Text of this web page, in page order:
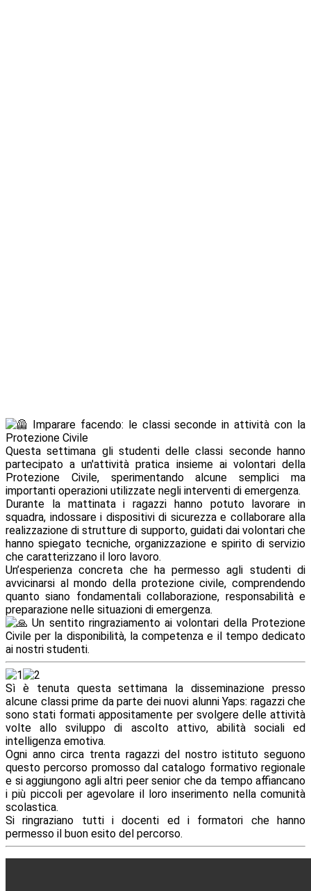
Imparare facendo: le classi seconde in attività con la
Protezione Civile
Questa settimana gli studenti delle classi seconde hanno
partecipato a un'attività pratica insieme ai volontari della
Protezione Civile, sperimentando alcune semplici ma
importanti operazioni utilizzate negli interventi di emergenza.
Durante la mattinata i ragazzi hanno potuto lavorare in
squadra, indossare i dispositivi di sicurezza e collaborare alla
realizzazione di strutture di supporto, guidati dai volontari che
hanno spiegato tecniche, organizzazione e spirito di servizio
che caratterizzano il loro lavoro.
Un’esperienza concreta che ha permesso agli studenti di
avvicinarsi al mondo della protezione civile, comprendendo
quanto siano fondamentali collaborazione, responsabilità e
preparazione nelle situazioni di emergenza.
Un sentito ringraziamento ai volontari della Protezione
Civile per la disponibilità, la competenza e il tempo dedicato
ai nostri studenti.
Sì è tenuta questa settimana la disseminazione presso
alcune classi prime da parte dei nuovi alunni Yaps: ragazzi che
sono stati formati appositamente per svolgere delle attività
volte allo sviluppo di ascolto attivo, abilità sociali ed
intelligenza emotiva.
Ogni anno circa trenta ragazzi del nostro istituto seguono
questo percorso promosso dal catalogo formativo regionale
e si aggiungono agli altri peer senior che da tempo affiancano
i più piccoli per agevolare il loro inserimento nella comunità
scolastica.
Si ringraziano tutti i docenti ed i formatori che hanno
permesso il buon esito del percorso.